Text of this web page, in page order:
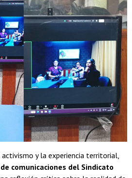
y la experiencia territorial,
comunicaciones del Sindicato